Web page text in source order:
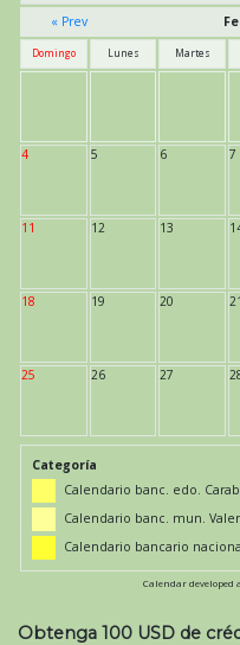
« Prev
Domingo Lunes Martes
4 5 6 7
11 12 13
18 19 20 21
25 26 27
Categoría
Calendario banc. edo.
Calendario banc. mun.
Calendario bancario
Calendar developed
Obtenga 100 USD de